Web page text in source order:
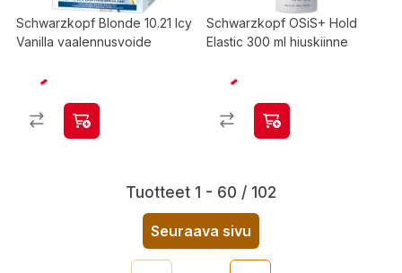
Schwarzkopf Blonde 10.21 Icy
Vanilla vaalennusvoide
Schwarzkopf OSiS+ Hold
Elastic 300 ml hiuskiinne
Tuotteet 1 - 60 / 102
Seuraava sivu